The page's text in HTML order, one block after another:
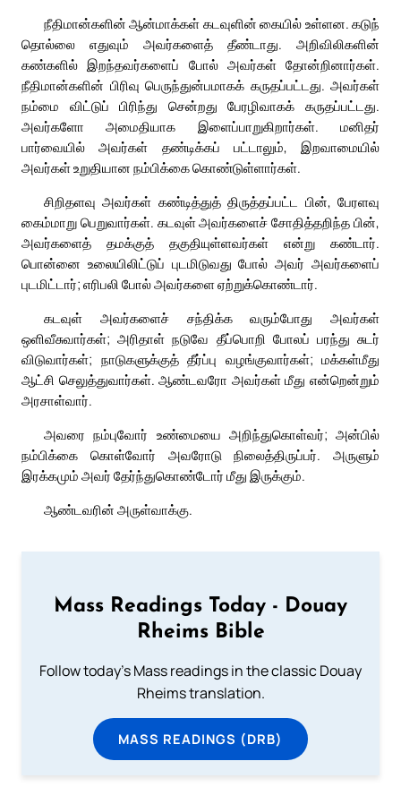
நீதிமான்களின் ஆன்மாக்கள் கடவுளின் கையில் உள்ளன. கடுந்
தொல்லை எதுவும் அவர்களைத் தீண்டாது. அறிவிலிகளின்
கண்களில் இறந்தவர்களைப் போல் அவர்கள் தோன்றினார்கள்.
நீதிமான்களின் பிரிவு பெருந்துன்பமாகக் கருதப்பட்டது. அவர்கள்
நம்மை விட்டுப் பிரிந்து சென்றது பேரழிவாகக் கருதப்பட்டது.
அவர்களோ அமைதியாக இளைப்பாறுகிறார்கள். மனிதர்
பார்வையில் அவர்கள் தண்டிக்கப் பட்டாலும், இறவாமையில்
அவர்கள் உறுதியான நம்பிக்கை கொண்டுள்ளார்கள்.
சிறிதளவு அவர்கள் கண்டித்துத் திருத்தப்பட்ட பின், பேரளவு
கைம்மாறு பெறுவார்கள். கடவுள் அவர்களைச் சோதித்தறிந்த பின்,
அவர்களைத் தமக்குத் தகுதியுள்ளவர்கள் என்று கண்டார்.
பொன்னை உலையிலிட்டுப் புடமிடுவது போல் அவர் அவர்களைப்
புடமிட்டார்; எரிபலி போல் அவர்களை ஏற்றுக்கொண்டார்.
கடவுள் அவர்களைச் சந்திக்க வரும்போது அவர்கள்
ஒளிவீசுவார்கள்; அரிதாள் நடுவே தீப்பொறி போலப் பரந்து சுடர்
விடுவார்கள்; நாடுகளுக்குத் தீர்ப்பு வழங்குவார்கள்; மக்கள்மீது
ஆட்சி செலுத்துவார்கள். ஆண்டவரோ அவர்கள் மீது என்றென்றும்
அரசாள்வார்.
அவரை நம்புவோர் உண்மையை அறிந்துகொள்வர்; அன்பில்
நம்பிக்கை கொள்வோர் அவரோடு நிலைத்திருப்பர். அருளும்
இரக்கமும் அவர் தேர்ந்துகொண்டோர் மீது இருக்கும்.
ஆண்டவரின் அருள்வாக்கு.
Mass Readings Today - Douay
Rheims Bible
Follow today's Mass readings in the classic Douay
Rheims translation.
MASS READINGS (DRB)